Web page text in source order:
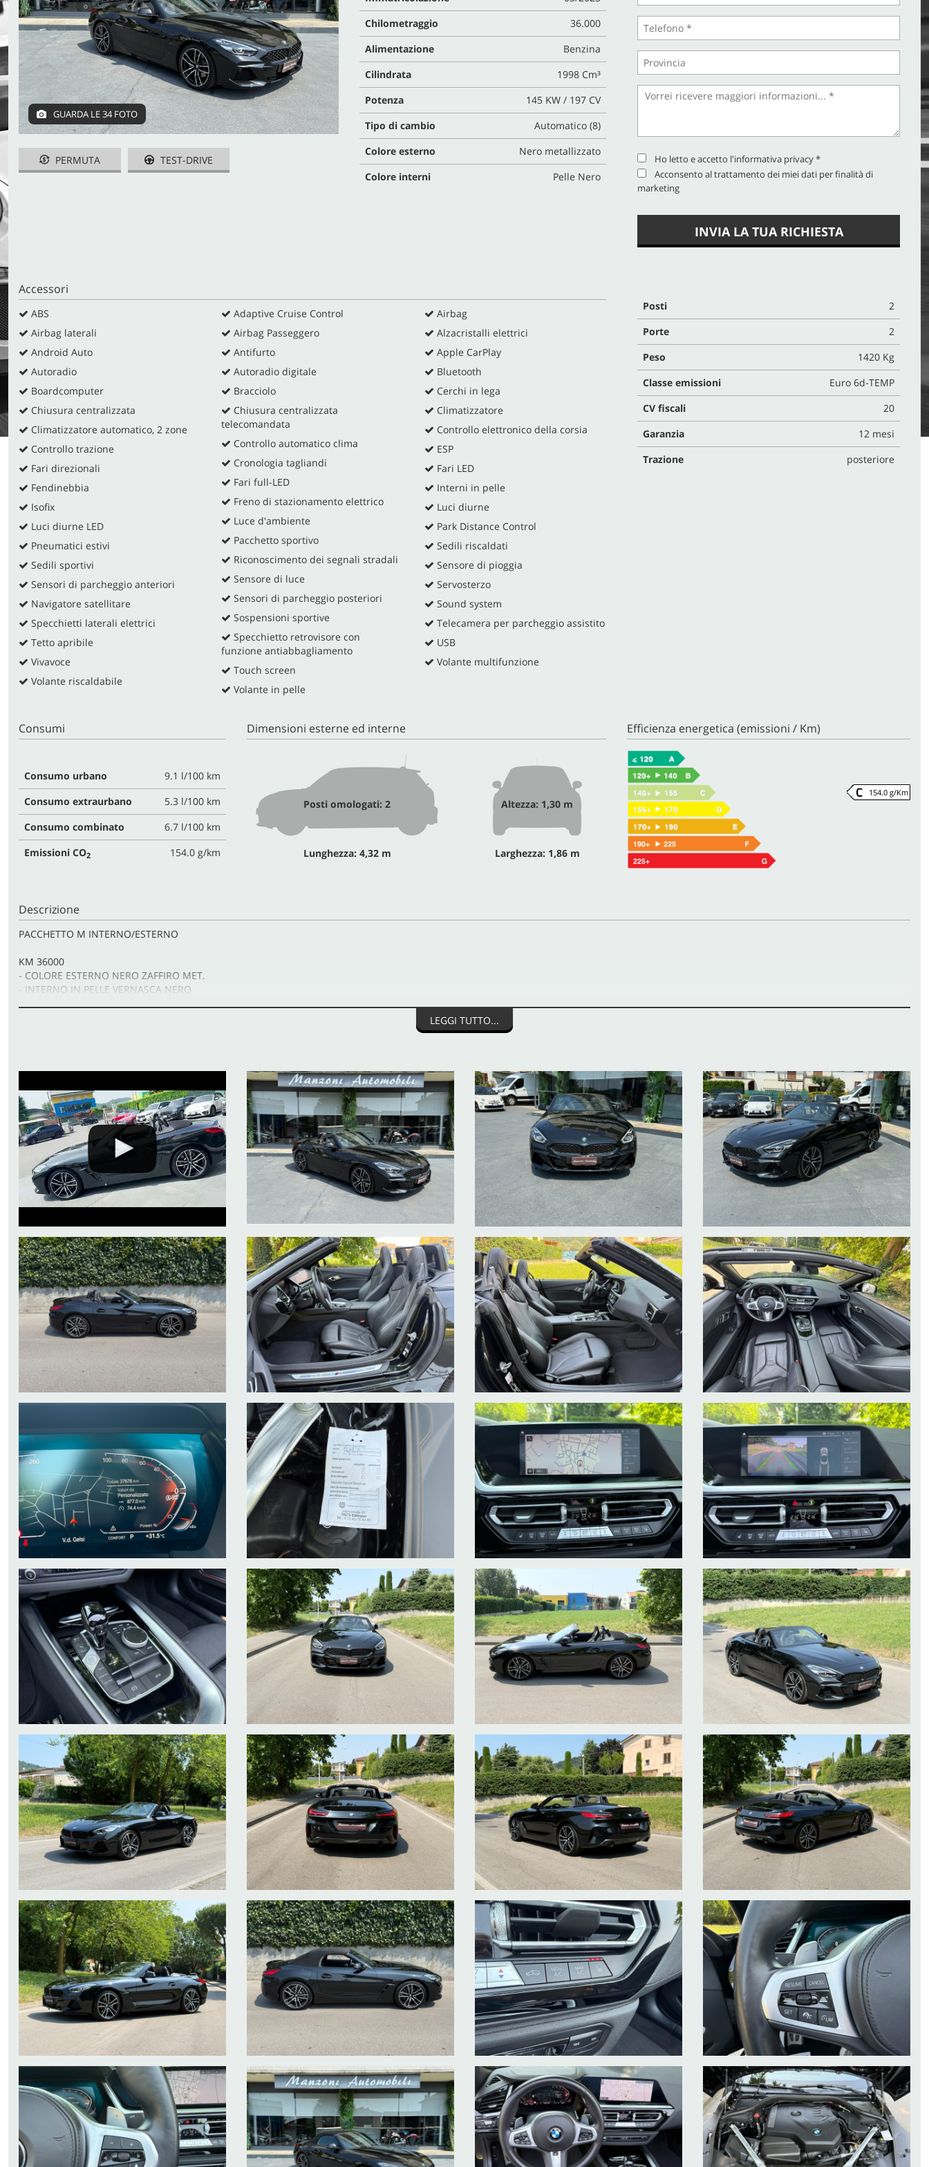
CONTATTI
GUARDA LE 34 FOTO
PERMUTA TEST-DRIVE
Chilometraggio
36.000
Alimentazione
Benzina
Cilindrata
1998 Cm³
Potenza
145 KW / 197 CV
Tipo di cambio
Automatico (8)
Colore esterno
Nero metallizzato
Colore interni
Pelle Nero
Ho letto e accetto l'informativa privacy*
Acconsento al trattamento dei miei dati per finalità di
marketing
INVIA LA TUA RICHIESTA
Accessori
ABS
Airbag laterali
Android Auto
Autoradio
Boardcomputer
Chiusura centralizzata
Climatizzatore automatico, 2 zone
Controllo trazione
Fari direzionali
Fendinebbia
Isofix
Luci diurne LED
Pneumatici estivi
Sedili sportivi
Sensori di parcheggio anteriori
Navigatore satellitare
Specchietti laterali elettrici
Tetto apribile
Vivavoce
Volante riscaldabile
Adaptive Cruise Control
Airbag Passeggero
Antifurto
Autoradio digitale
Bracciolo
Chiusura centralizzata
telecomandata
Controllo automatico clima
Cronologia tagliandi
Fari full-LED
Freno di stazionamento elettrico
Luce d'ambiente
Pacchetto sportivo
Riconoscimento dei segnali stradali
Sensore di luce
Sensori di parcheggio posteriori
Sospensioni sportive
Specchietto retrovisore con
funzione antiabbagliamento
Touch screen
Volante in pelle
Airbag
Alzacristalli elettrici
Apple CarPlay
Bluetooth
Cerchi in lega
Climatizzatore
Controllo elettronico della corsia
ESP
Fari LED
Interni in pelle
Luci diurne
Park Distance Control
Sedili riscaldati
Sensore di pioggia
Servosterzo
Sound system
Telecamera per parcheggio assistito
USB
Volante multifunzione
Posti
2
Porte
2
Peso
1420 Kg
Classe emissioni
Euro 6d-TEMP
CV fiscali
20
Garanzia
12 mesi
Trazione
posteriore
Consumi
Consumo urbano
9.1 l/100 km
Consumo extraurbano
5.3 l/100 km
Consumo combinato
6.7 l/100 km
Emissioni CO2 154.0 g/km
Dimensioni esterne ed interne
Posti omologati: 2
Lunghezza: 4,32 m
Altezza: 1,30 m
Larghezza: 1,86 m
Efficienza energetica (emissioni / Km)
154.0 g/Km
Descrizione
PACCHETTO M INTERNO/ESTERNO
KM 36000
- COLORE ESTERNO NERO ZAFFIRO MET.
- INTERNO IN PELLE VERNASCA NERO
- FARI A LED ADATTIVI
- CERCHI IN LEGA DA "19 M A DOPPIE RAZZE
- NAVIGATORE PROFESSIONAL
- PACK M AEREODINAMICO
- SEDILI RISCALDATI
- SPECCHIETTI CON FUNZIONE ANABAGLIANTE
- IMPIANTO STEREO DAB
- SENSORI DI PARCHEGGIO ANTERIORI E POSTERIORI CON TELECAMERA
- CLIMATIZZATORE AUTOMATICO A DUE ZONE
- SENSORI LUCE
- SENSORI PIOGGIA
- VOLANTE SPORTIVO M IN PELLE CON PADDLE AL VOLANTE
- CRUISE CONTROL ADATTATIVO
- VIVAVOCE BLUETOOTH
- INGRESSO USB
- NAVIGATORE SATELLITARE
- APPLE CAR PLAY
- ANDROID AUTO
IVA ESPOSTA
UNICO PROPRIETARIO
TAGLIANDI E KM CERTIFICATI
MAGGIORI INFO E VIDEO SUL NOSTRO SITO WEB
il presente annuncio e' valido salvo errori di
trascrizione e non costituisce vincolo
contrattuale
ogni nostra vettura ha chilometraggio certificato e garantito, libretto service e doppie chiavi. Forniamo assistenza per l'esportazione, targhe di transito e relativa assicurazione
all our car mileage has certified and guaranteed, service booklet and double keys. we provide assistance for export Transit plates with temporary insurance
alle unsere Auto Laufleistung hat zertifiziert und garantiert, Serviceheft und Doppel-Tasten. bieten wir Unterstützung für den Export Transit Platten mit temporären Versicherung
toute notre kilométrage a certifié et garanti, carnet d'entretien et les touches doubles. nous fournissons une assistance à l'exportation plaques de transit avec l'assurance temporaire
LEGGI TUTTO...